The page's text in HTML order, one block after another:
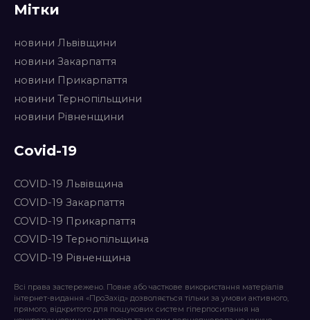
Мітки
новини Львівщини
новини Закарпаття
новини Прикарпаття
новини Тернопільщини
новини Рівненщини
Covid-19
COVID-19 Львівщина
COVID-19 Закарпаття
COVID-19 Прикарпаття
COVID-19 Тернопільщина
COVID-19 Рівненщина
Всі права застережено. Повне або часткове використання матеріалів
інтернет-видання «ПроЗахід» дозволяється тільки за умови активного,
прямого, відкритого для пошукових систем гіперпосилання на